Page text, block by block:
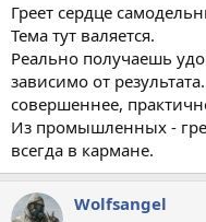
Греет сердце
Тема тут валяется.
Реально получаешь
зависимо от
совершеннее,
Из промышленных -
всегда в кармане.
Wolfsangel